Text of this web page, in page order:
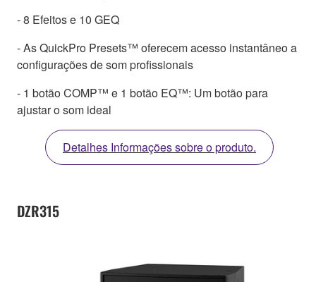
- 8 Efeitos e 10 GEQ
- As QuickPro Presets™ oferecem acesso instantâneo a
configurações de som profissionais
- 1 botão COMP™ e 1 botão EQ™: Um botão para
ajustar o som ideal
Detalhes Informações sobre o produto.
DZR315